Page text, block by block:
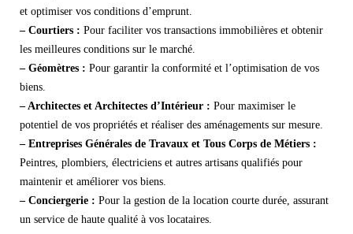
et optimiser vos conditions d’emprunt.
– Courtiers : Pour faciliter vos transactions immobilières et obtenir
les meilleures conditions sur le marché.
– Géomètres : Pour garantir la conformité et l’optimisation de vos
biens.
– Architectes et Architectes d’Intérieur : Pour maximiser le
potentiel de vos propriétés et réaliser des aménagements sur mesure.
– Entreprises Générales de Travaux et Tous Corps de Métiers :
Peintres, plombiers, électriciens et autres artisans qualifiés pour
maintenir et améliorer vos biens.
– Conciergerie : Pour la gestion de la location courte durée, assurant
un service de haute qualité à vos locataires.